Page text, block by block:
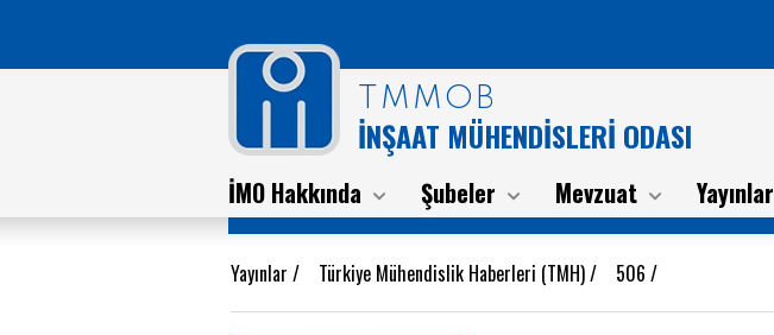
TMMOB
İNŞAAT MÜHENDİSLERİ ODASI
İMO Hakkında Şubeler Mevzuat Yayınlar
Yayınlar / Türkiye Mühendislik Haberleri (TMH)/ 506 /